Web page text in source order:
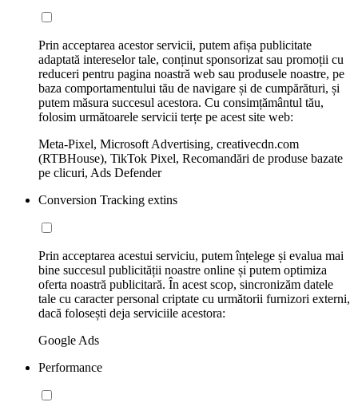
Prin acceptarea acestor servicii, putem afișa publicitate
adaptată intereselor tale, conținut sponsorizat sau promoții cu
reduceri pentru pagina noastră web sau produsele noastre, pe
baza comportamentului tău de navigare și de cumpărături, și
putem măsura succesul acestora. Cu consimțământul tău,
folosim următoarele servicii terțe pe acest site web:
Meta-Pixel, Microsoft Advertising, creativecdn.com
(RTBHouse), TikTok Pixel, Recomandări de produse bazate
pe clicuri, Ads Defender
Conversion Tracking extins
Prin acceptarea acestui serviciu, putem înțelege și evalua mai
bine succesul publicității noastre online și putem optimiza
oferta noastră publicitară. În acest scop, sincronizăm datele
tale cu caracter personal criptate cu următorii furnizori externi,
dacă folosești deja serviciile acestora:
Google Ads
Performance